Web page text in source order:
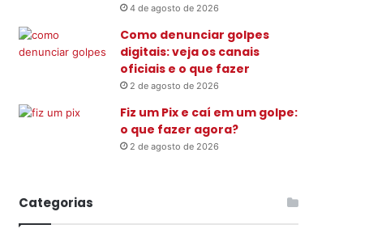
4 de agosto de 2026
Como denunciar golpes
digitais: veja os canais
oficiais e o que fazer
2 de agosto de 2026
Fiz um Pix e caí em um golpe:
o que fazer agora?
2 de agosto de 2026
Categorias